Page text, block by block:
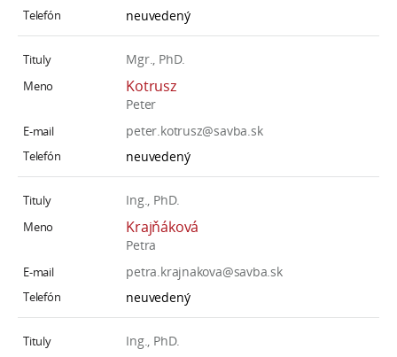
neuvedený
Mgr., PhD.
Kotrusz
Peter
peter.kotrusz@savba.sk
neuvedený
Ing., PhD.
Krajňáková
Petra
petra.krajnakova@savba.sk
neuvedený
Ing., PhD.